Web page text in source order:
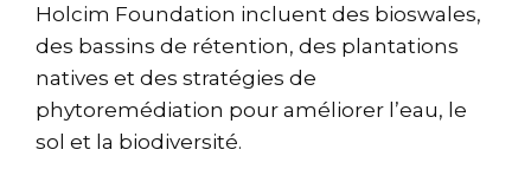
Holcim Foundation incluent des bioswales,
des bassins de rétention, des plantations
natives et des stratégies de
phytoremédiation pour améliorer l’eau, le
sol et la biodiversité.